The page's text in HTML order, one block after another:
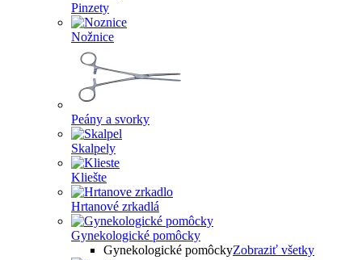
Pinzety
Nožnice
Peány a svorky
Skalpely
Kliešte
Hrtanové zrkadlá
Gynekologické pomôcky
Gynekologické pomôckyZobraziť všetky